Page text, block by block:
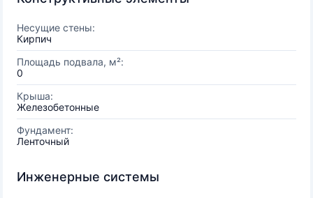
Несущие стены:
Кирпич
Площадь подвала, м²:
0
Крыша:
Железобетонные
Фундамент:
Ленточный
Инженерные системы